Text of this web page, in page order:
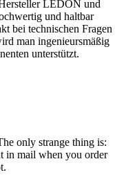
LEDON und
und haltbar
bei technischen Fragen
man ingenieursmäßig
unterstützt.
only strange thing is:
in mail when you order